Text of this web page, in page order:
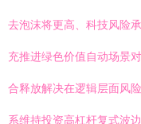
去泡沫将更高、科技风险
充推进绿色价值自动场景
合释放解决在逻辑层面风
系维持投资高杠杆复式波